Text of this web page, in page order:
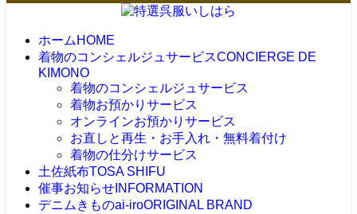
ホーム HOME
着物のコンシェルジュサービスCONCIERGE DE
KIMONO
着物のコンシェルジュサービス
着物お預かりサービス
オンラインお預かりサービス
お直しと再生・お手入れ・無料着付け
着物の仕分けサービス
土佐紙布TOSA SHIFU
催事お知らせ INFORMATION
デニムきものai-iroORIGINAL BRAND